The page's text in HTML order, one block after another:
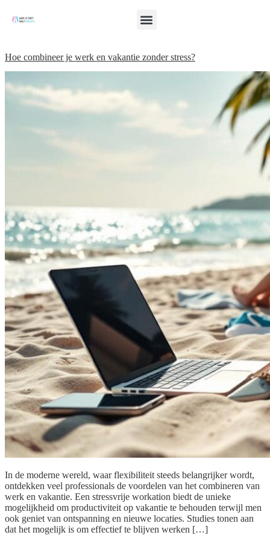
Hoe combineer je werk en vakantie zonder stress?
In de moderne wereld, waar flexibiliteit steeds belangrijker wordt,
ontdekken veel professionals de voordelen van het combineren van
werk en vakantie. Een stressvrije workation biedt de unieke
mogelijkheid om productiviteit op vakantie te behouden terwijl men
ook geniet van ontspanning en nieuwe locaties. Studies tonen aan
dat het mogelijk is om effectief te blijven werken […]